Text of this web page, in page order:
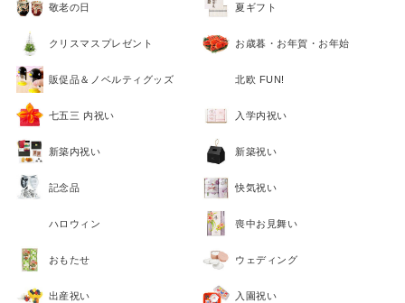
敬老の日 夏ギフト
クリスマスプレゼント お歳暮・お年賀・お年始
販促品＆ノベルティグッズ 北欧 FUN!
七五三 内祝い 入学内祝い
新築内祝い 新築祝い
記念品 快気祝い
ハロウィン 喪中お見舞い
おもたせ ウェディング
出産祝い 入園祝い